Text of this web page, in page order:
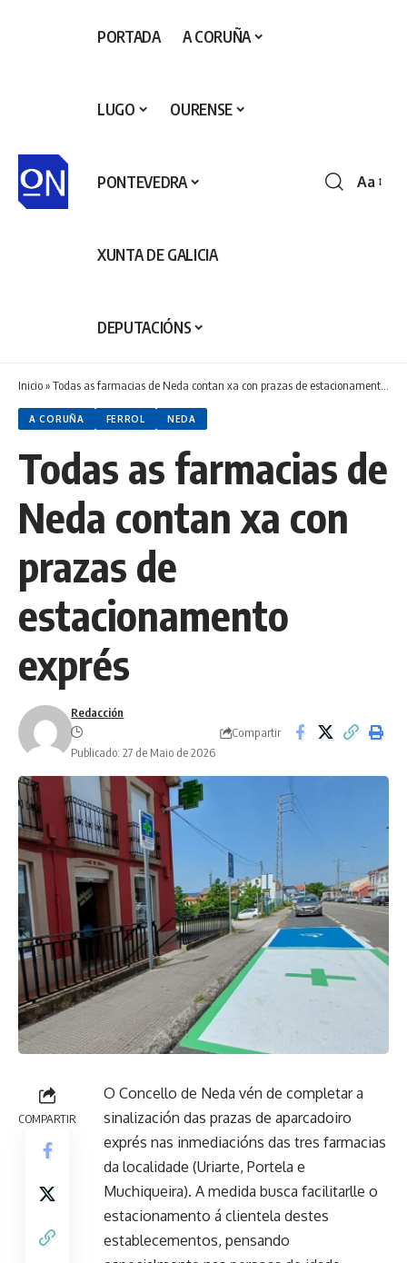
PORTADA A CORUÑA
LUGO OURENSE
PONTEVEDRA
XUNTA DE GALICIA
DEPUTACIÓNS
Aa
Inicio»Todas as farmacias de Neda contan xa con prazas de estacionamento exprés
A CORUÑA FERROL NEDA
Todas as farmacias de
Neda contan xa con
prazas de
estacionamento
exprés
Redacción
Publicado: 27 de Maio de 2026
Compartir
COMPARTIR
O Concello de Neda vén de completar a
sinalización das prazas de aparcadoiro
exprés nas inmediacións das tres farmacias
da localidade (Uriarte, Portela e
Muchiqueira). A medida busca facilitarlle o
estacionamento á clientela destes
establecementos, pensando